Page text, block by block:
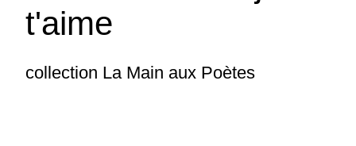
être dit comme je t'aime
collection La Main aux Poètes - Aimer s'en
été aimé de s'être Courbé pour mieux aimer
Aimer se souvenir union Libre
(suite)
t'aime
collection La Main aux Poètes